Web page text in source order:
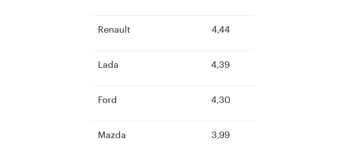
Renault 4,44
Lada 4,39
Ford 4,30
Mazda 3,99